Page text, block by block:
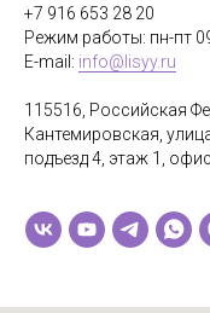
+7 916 653 28 20
Режим работы: пн-пт
E-mail: info@lisyy.ru
115516, Российская
Кантемировская,
подъезд 4, этаж 1,